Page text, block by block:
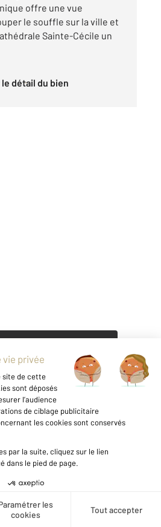
Créer une alerte
offre une vue
le souffle sur la ville et
Sainte-Cécile un
le détail du bien
dans l'immobilier ?
nos offres
1